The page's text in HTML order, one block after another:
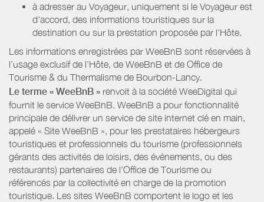
à adresser au Voyageur, uniquement si le Voyageur est
d'accord, des informations touristiques sur la
destination ou sur la prestation proposée par l'Hôte.
Les informations enregistrées par WeeBnB sont réservées à
l’usage exclusif de l’Hôte, de WeeBnB et de Office de
Tourisme & du Thermalisme de Bourbon-Lancy.
Le terme « WeeBnB » renvoit à la société WeeDigital qui
fournit le service WeeBnB. WeeBnB a pour fonctionnalité
principale de délivrer un service de site internet clé en main,
appelé « Site WeeBnB », pour les prestataires hébergeurs
touristiques et professionnels du tourisme (professionnels
gérants des activités de loisirs, des événements, ou des
restaurants) partenaires de l’Office de Tourisme ou
référencés par la collectivité en charge de la promotion
touristique. Les sites WeeBnB comportent le logo et les